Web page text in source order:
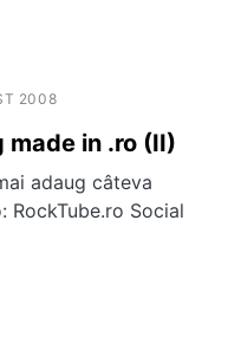
2008
in .ro (II)
adaug câteva
RockTube.ro Social